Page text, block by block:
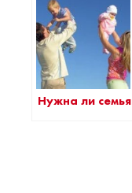
Нужна ли семья